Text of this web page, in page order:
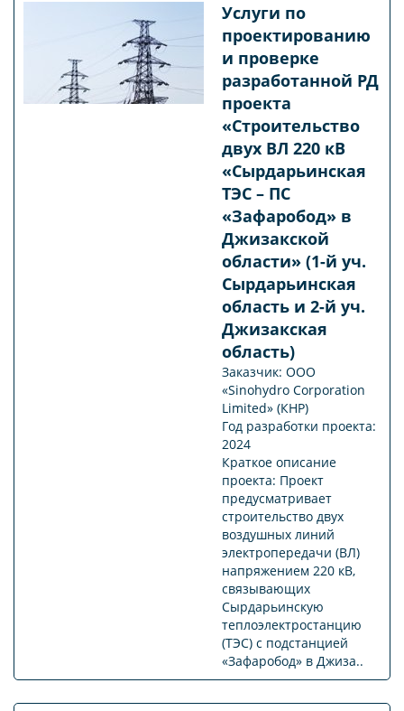
Услуги по
проектированию
и проверке
разработанной РД
проекта
«Строительство
двух ВЛ 220 кВ
«Сырдарьинская
ТЭС – ПС
«Зафаробод» в
Джизакской
области» (1-й уч.
Сырдарьинская
область и 2-й уч.
Джизакская
область)
Заказчик: ООО
«Sinohydro Corporation
Limited» (КНР)
Год разработки проекта:
2024
Краткое описание
проекта: Проект
предусматривает
строительство двух
воздушных линий
электропередачи (ВЛ)
напряжением 220 кВ,
связывающих
Сырдарьинскую
теплоэлектростанцию
(ТЭС) с подстанцией
«Зафаробод» в Джиза..